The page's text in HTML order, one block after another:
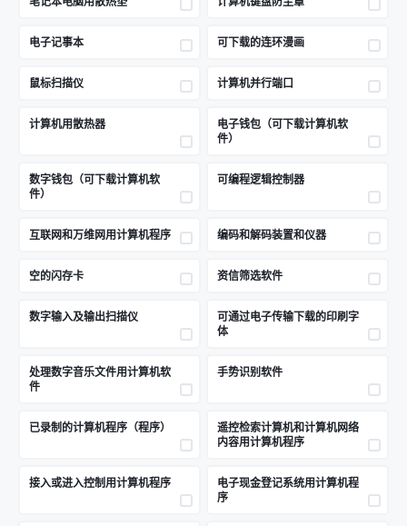
电子记事本 可下载的连环漫画
鼠标扫描仪 计算机并行端口
计算机用散热器
电子钱包（可下载计算机软
件）
数字钱包（可下载计算机软
件）
可编程逻辑控制器
互联网和万维网用计算机程序 编码和解码装置和仪器
空的闪存卡 资信筛选软件
数字输入及输出扫描仪
可通过电子传输下载的印刷字
体
处理数字音乐文件用计算机软
件
手势识别软件
已录制的计算机程序（程序）
遥控检索计算机和计算机网络
内容用计算机程序
接入或进入控制用计算机程序
电子现金登记系统用计算机程
序